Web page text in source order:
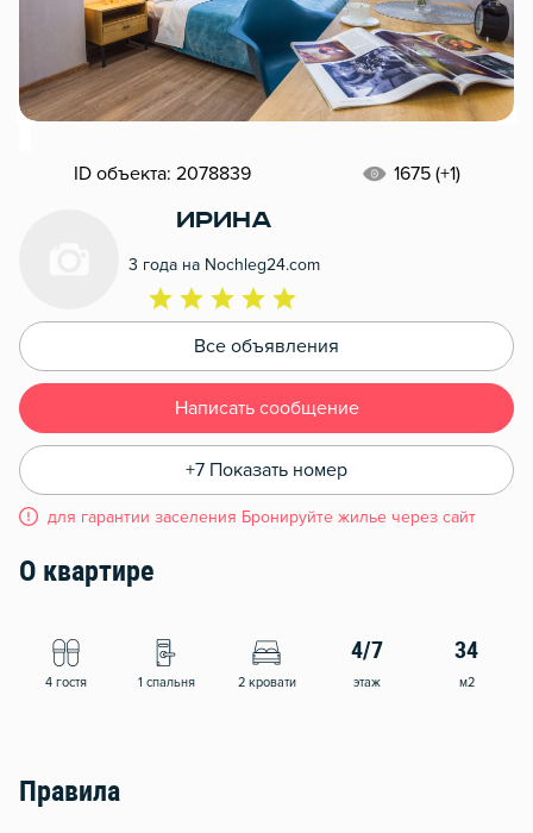
ID объекта: 2078839 1675 (+1)
Ирина
3 года на Nochleg24.com
Все объявления
Написать сообщение
+7 Показать номер
для гарантии заселения Бронируйте жилье через сайт
О квартире
4 гостя 1 спальня 2 кровати
4/7
этаж
34
м2
Правила